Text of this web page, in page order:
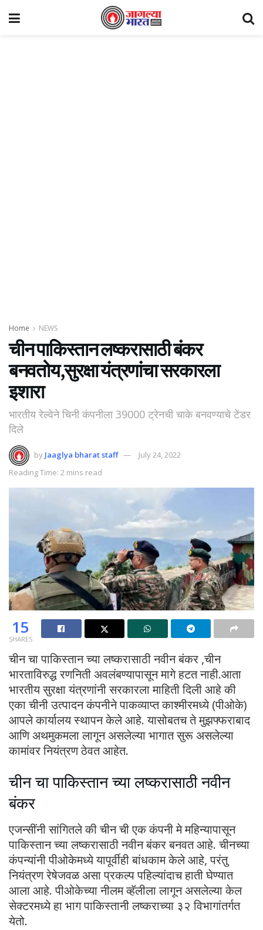
Home NEWS
चीन पाकिस्तान लष्करासाठी बंकर
बनवतोय,सुरक्षा यंत्रणांचा सरकारला
इशारा
भारतीय रेल्वेने चिनी कंपनीला 39000 ट्रेनची चाके बनवण्याचे टेंडर
दिले
by Jaaglya bharat staff
July 24, 2022
Reading Time: 2 mins read
15
SHARES
चीन चा पाकिस्तान च्या लष्करासाठी नवीन बंकर ,चीन
भारताविरुद्ध रणनिती अवलंबण्यापासून मागे हटत नाही.आता
भारतीय सुरक्षा यंत्रणांनी सरकारला माहिती दिली आहे की
एका चीनी उत्पादन कंपनीने पाकव्याप्त काश्मीरमध्ये (पीओके)
आपले कार्यालय स्थापन केले आहे. यासोबतच ते मुझफ्फराबाद
आणि अथमुकमला लागून असलेल्या भागात सुरू असलेल्या
कामांवर नियंत्रण ठेवत आहेत.
चीन चा पाकिस्तान च्या लष्करासाठी नवीन
बंकर
एजन्सींनी सांगितले की चीन ची एक कंपनी मे महिन्यापासून
पाकिस्तान च्या लष्करासाठी नवीन बंकर बनवत आहे. चीनच्या
कंपन्यांनी पीओकेमध्ये यापूर्वीही बांधकाम केले आहे, परंतु
नियंत्रण रेषेजवळ असा प्रकल्प पहिल्यांदाच हाती घेण्यात
आला आहे. पीओकेच्या नीलम व्हॅलीला लागून असलेल्या केल
सेक्टरमध्ये हा भाग पाकिस्तानी लष्कराच्या ३२ विभागांतर्गत
येतो.